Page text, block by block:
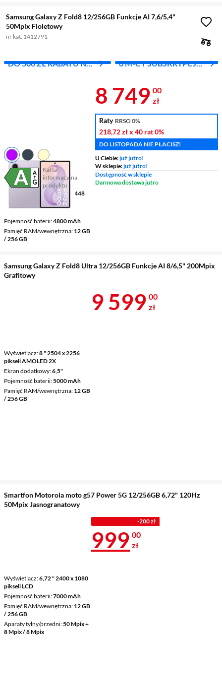
Samsung Galaxy Z Fold8 12/256GB Funkcje AI 7,6/5,4"
50Mpix Fioletowy
nr kat. 1412791
DO 500 ZŁ RABATU NA
6 M-CY SUBSKRYPCJI
Karta
informacyjna
produktu
Plik w formacie pdf
(otworzy się w nowym oknie)
7,6 " 1848 x 2448
pikseli AMOLED 2X
Ekran dodatkowy 5,4"
Pojemność baterii 4800 mAh
Pamięć RAM/wewnętrzna 12 GB
/ 256 GB
Cena 8 749
8 749 00
zł
Raty RRSO 0%
218,72 złx 40 rat0%
DO LISTOPADA NIE PŁACISZ!
U Ciebie:już jutro!
W sklepie:już jutro!
Dostępność w sklepie
Darmowa dostawa jutro
Samsung Galaxy Z Fold8 Ultra 12/256GB Funkcje AI 8/6,5" 200Mpix
Grafitowy
Wyświetlacz 8 " 2504 x 2256
pikseli AMOLED 2X
Ekran dodatkowy 6,5"
Pojemność baterii 5000 mAh
Pamięć RAM/wewnętrzna 12 GB
/ 256 GB
Cena 9 599 zł
9 599 00
zł
Smartfon Motorola moto g57 Power 5G 12/256GB 6,72" 120Hz
50Mpix Jasnogranatowy
Wyświetlacz 6,72 " 2400 x 1080
pikseli LCD
Pojemność baterii 7000 mAh
Pamięć RAM/wewnętrzna 12 GB
/ 256 GB
Aparaty tylny/przedni 50 Mpix +
8 Mpix / 8 Mpix
-200 zł
Cena 999 zł
999 00
zł